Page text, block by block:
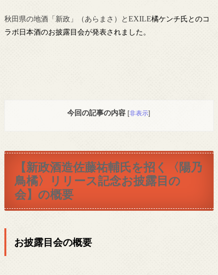
秋田県の地酒「新政」（あらまさ）とEXILE橘ケンチ氏とのコ
ラボ日本酒のお披露目会が発表されました。
今回の記事の内容 [非表示]
【新政酒造佐藤祐輔氏を招く〈陽乃
鳥橘〉リリース記念お披露目の
会】の概要
お披露目会の概要